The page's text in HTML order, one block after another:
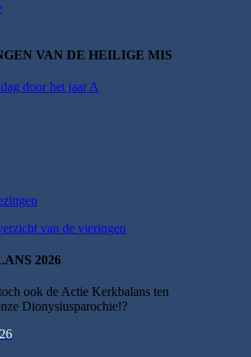
VAN DE HEILIGE MIS
door het jaar A
van de vieringen
2026
ook de Actie Kerkbalans ten
Dionysiusparochie!?